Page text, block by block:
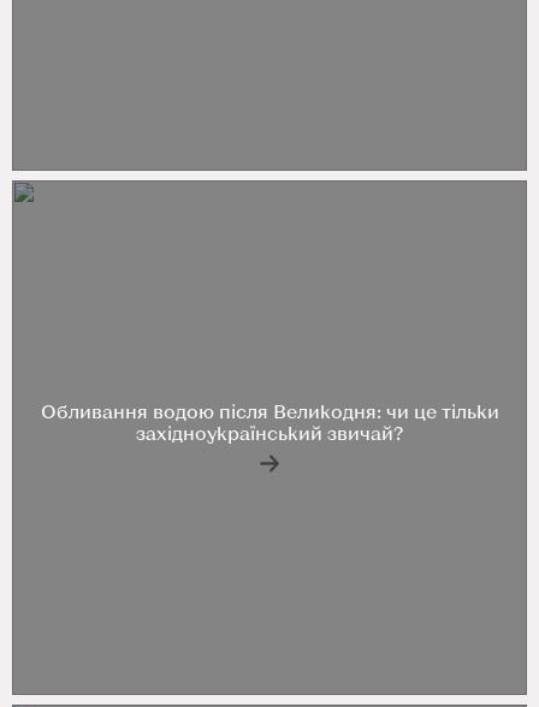
Обливання водою після Великодня: чи це тільки
західноукраїнський звичай?